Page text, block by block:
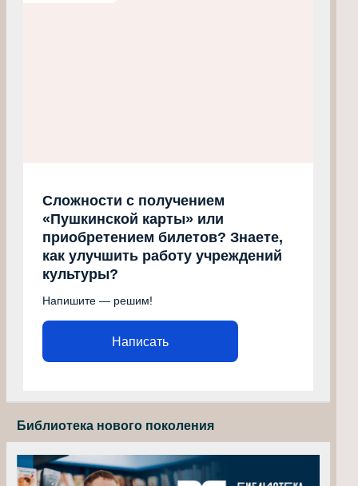
Сложности с получением
«Пушкинской карты» или
приобретением билетов? Знаете,
как улучшить работу учреждений
культуры?
Напишите — решим!
Написать
Библиотека нового поколения